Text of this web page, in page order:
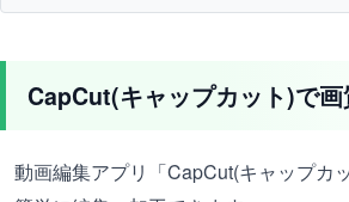
CapCut(キャップカット)で画
動画編集アプリ「CapCut(キャップカ